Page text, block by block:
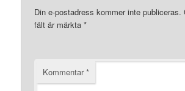
Din e-postadress kommer inte publiceras.
fält är märkta*
Kommentar*